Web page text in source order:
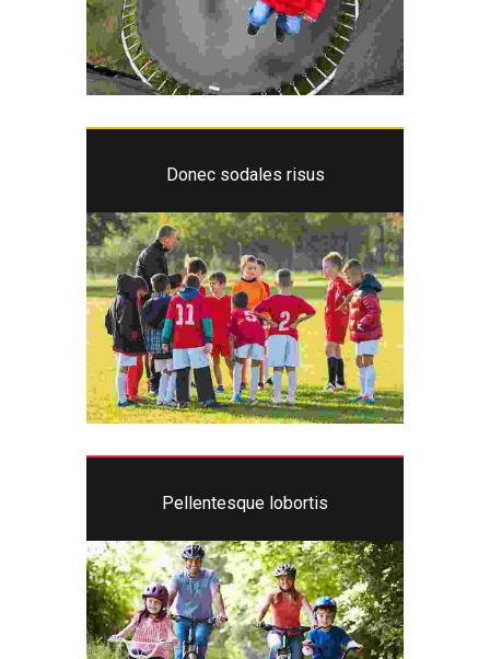
Donec sodales risus
Pellentesque lobortis